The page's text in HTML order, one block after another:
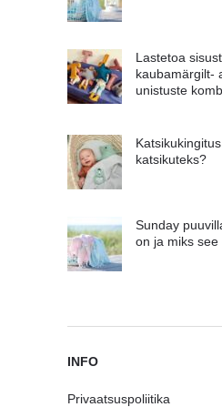
Lastetoa
kaubamärgilt-
unistuste
katsikuteks?
Sunday
on ja miks see
INFO
Privaatsuspoliitika